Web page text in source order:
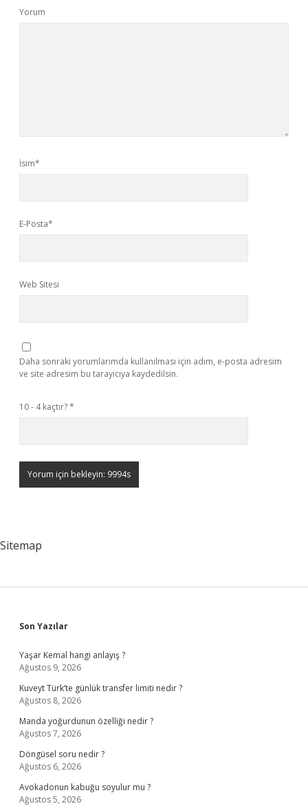
Yorum
İsim*
E-Posta*
Web Sitesi
Daha sonraki yorumlarımda kullanılması için adım, e-posta adresim
ve site adresim bu tarayıcıya kaydedilsin.
10 - 4 kaçtır?*
Sitemap
Sidebar
Son Yazılar
Yaşar Kemal hangi anlayış ?
Ağustos 9, 2026
Kuveyt Türk’te günlük transfer limiti nedir ?
Ağustos 8, 2026
Manda yoğurdunun özelliği nedir ?
Ağustos 7, 2026
Döngüsel soru nedir ?
Ağustos 6, 2026
Avokadonun kabuğu soyulur mu ?
Ağustos 5, 2026